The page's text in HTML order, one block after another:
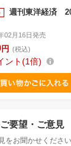
週刊東洋経済
02月16日発売
円 (税込)
ント 1倍
要望・ご意見
をお聞かせください